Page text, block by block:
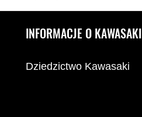
INFORMACJE O KAWASAKI
Dziedzictwo Kawasaki